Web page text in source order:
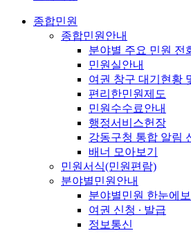
종합민원
종합민원안내
분야별 주요 민원 전
민원실안내
여권 창구 대기현황
편리한민원제도
민원수수료안내
행정서비스헌장
강동구청 통합 알림
배너 모아보기
민원서식(민원편람)
분야별민원안내
분야별민원 한눈에보
여권 신청 ∙ 발급
정보통신